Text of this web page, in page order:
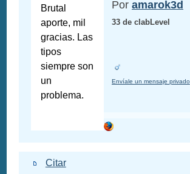
Brutal
aporte, mil
gracias. Las
tipos
siempre son
un
problema.
Por amarok3d
33 de clabLevel
Envíale un mensaje privado
Citar